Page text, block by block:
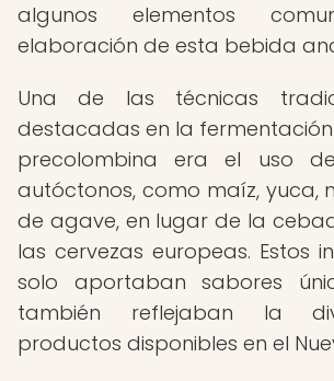
algunos elementos
elaboración de esta bebida
Una de las técnicas
destacadas en la
precolombina era el uso
autóctonos, como maíz, yuca,
de agave, en lugar de la
las cervezas europeas. Estos
solo aportaban sabores
también reflejaban la
productos disponibles en el